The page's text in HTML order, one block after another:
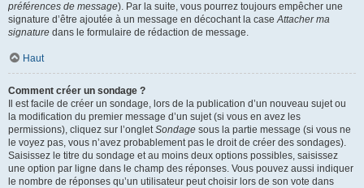
préférences de message). Par la suite, vous pourrez toujours empêcher une
signature d’être ajoutée à un message en décochant la caseAttacher ma
signature dans le formulaire de rédaction de message.
Haut
Comment créer un sondage ?
Il est facile de créer un sondage, lors de la publication d’un nouveau sujet ou
la modification du premier message d’un sujet (si vous en avez les
permissions), cliquez sur l’ongletSondage sous la partie message (si vous ne
le voyez pas, vous n’avez probablement pas le droit de créer des sondages).
Saisissez le titre du sondage et au moins deux options possibles, saisissez
une option par ligne dans le champ des réponses. Vous pouvez aussi indiquer
le nombre de réponses qu’un utilisateur peut choisir lors de son vote dans